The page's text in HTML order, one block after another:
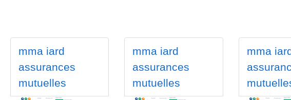
mma iard
assurances
mutuelles
mma iard
assurances
mutuelles
mma